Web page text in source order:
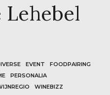
EVENT
FOODPAIRING
PERSONALIA
WINEBIZZ